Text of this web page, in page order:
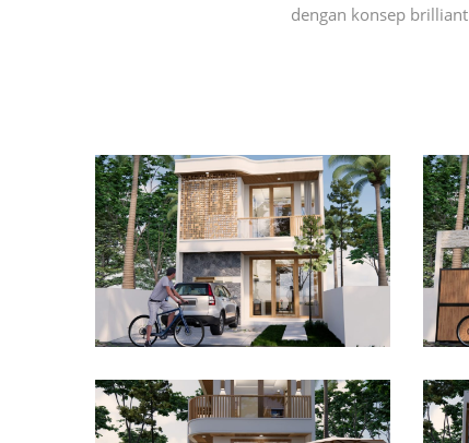
dengan konsep